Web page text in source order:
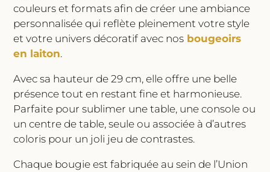
couleurs et formats afin de créer une ambiance
personnalisée qui reflète pleinement votre style
et votre univers décoratif avec nos bougeoirs
en laiton.
Avec sa hauteur de 29 cm, elle offre une belle
présence tout en restant fine et harmonieuse.
Parfaite pour sublimer une table, une console ou
un centre de table, seule ou associée à d’autres
coloris pour un joli jeu de contrastes.
Chaque bougie est fabriquée au sein de l’Union